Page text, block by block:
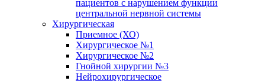
пациентов с нарушением функции
центральной нервной системы
Хирургическая
Приемное (ХО)
Хирургическое №1
Хирургическое №2
Гнойной хирургии №3
Нейрохирургическое